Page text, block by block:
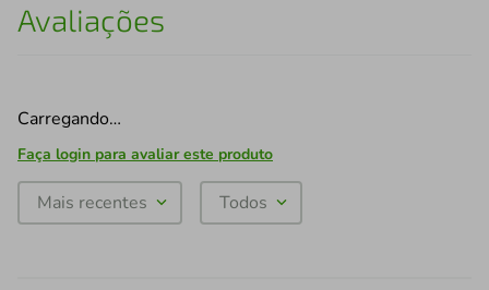
Avaliações
Carregando…
Faça login para avaliar este produto
Mais recentes Todos